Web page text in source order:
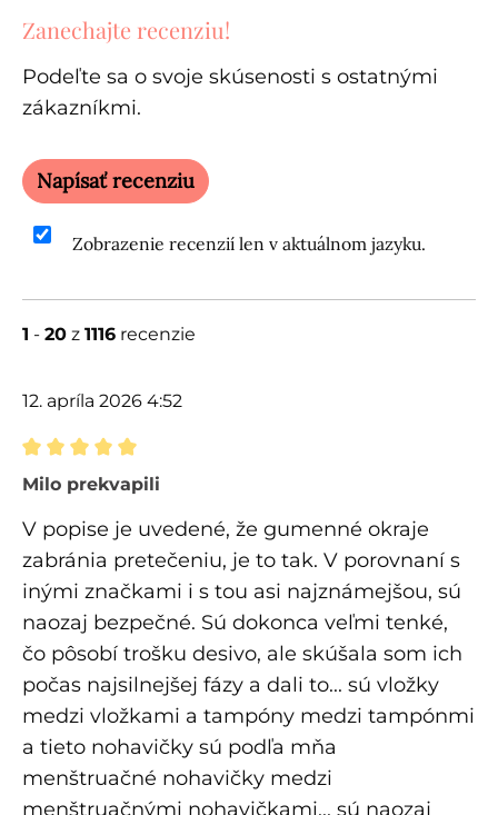
Zanechajte recenziu!
Podeľte sa o svoje skúsenosti s ostatnými
zákazníkmi.
Napísať recenziu
Zobrazenie recenzií len v aktuálnom jazyku.
1 - 20 z 1116 recenzie
12. apríla 2026 4:52
Recenzia s hodnotením 5 z 5 hviezdičiek
Milo prekvapili
V popise je uvedené, že gumenné okraje
zabránia pretečeniu, je to tak. V porovnaní s
inými značkami i s tou asi najznámejšou, sú
naozaj bezpečné. Sú dokonca veľmi tenké,
čo pôsobí trošku desivo, ale skúšala som ich
počas najsilnejšej fázy a dali to... sú vložky
medzi vložkami a tampóny medzi tampónmi
a tieto nohavičky sú podľa mňa
menštruačné nohavičky medzi
menštruačnými nohavičkami... sú naozaj